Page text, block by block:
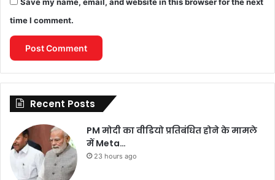
time I comment.
Recent Posts
PM मोदी का वीडियो प्रतिबंधित होने के मामले
में Meta…
23 hours ago